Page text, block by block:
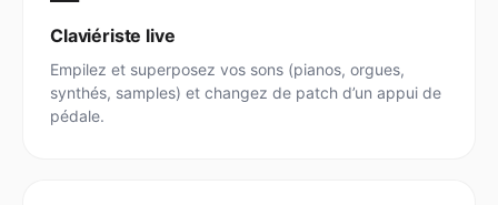
Claviériste live
Empilez et superposez vos sons (pianos, orgues,
synthés, samples) et changez de patch d’un appui de
pédale.